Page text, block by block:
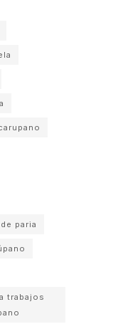
paria
trabajos